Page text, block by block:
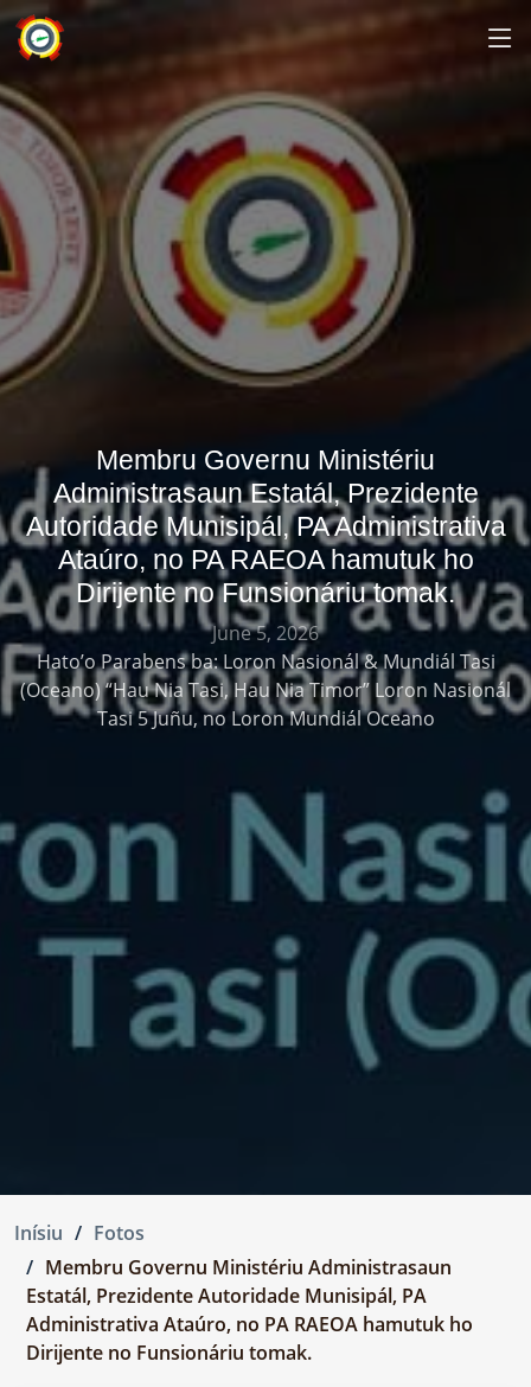
Membru Governu Ministériu
Administrasaun Estatál, Prezidente
Autoridade Munisipál, PA Administrativa
Ataúro, no PA RAEOA hamutuk ho
Dirijente no Funsionáriu tomak.
June 5, 2026
Hato’o Parabens ba: Loron Nasionál & Mundiál Tasi
(Oceano) “Hau Nia Tasi, Hau Nia Timor” Loron Nasionál
Tasi 5 Juñu, no Loron Mundiál Oceano
Inísiu
Fotos
Membru Governu Ministériu Administrasaun
Estatál, Prezidente Autoridade Munisipál, PA
Administrativa Ataúro, no PA RAEOA hamutuk ho
Dirijente no Funsionáriu tomak.